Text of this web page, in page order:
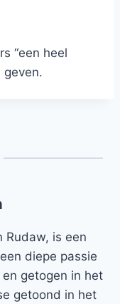
“een heel
geven.
Rudaw, is een
diepe passie
getogen in het
getoond in het